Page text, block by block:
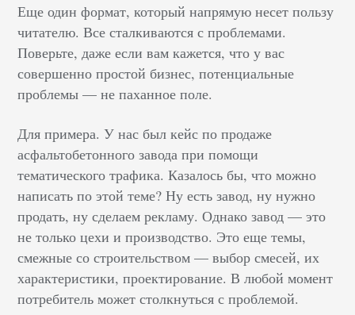
Еще один формат, который напрямую несет пользу
читателю. Все сталкиваются с проблемами.
Поверьте, даже если вам кажется, что у вас
совершенно простой бизнес, потенциальные
проблемы — не паханное поле.
Для примера. У нас был кейс по продаже
асфальтобетонного завода при помощи
тематического трафика. Казалось бы, что можно
написать по этой теме? Ну есть завод, ну нужно
продать, ну сделаем рекламу. Однако завод — это
не только цехи и производство. Это еще темы,
смежные со строительством — выбор смесей, их
характеристики, проектирование. В любой момент
потребитель может столкнуться с проблемой.